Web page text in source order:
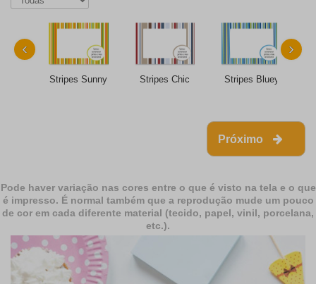
Stripes Sunny Stripes Chic Stripes Bluey
‹ ›
Próximo
Pode haver variação nas cores entre o que é visto na tela e o que
é impresso. É normal também que a reprodução mude um pouco
de cor em cada diferente material (tecido, papel, vinil, porcelana,
etc.).